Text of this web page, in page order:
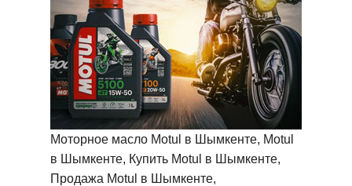
Моторное масло Motul в Шымкенте, Motul
в Шымкенте, Купить Motul в Шымкенте,
Продажа Motul в Шымкенте,